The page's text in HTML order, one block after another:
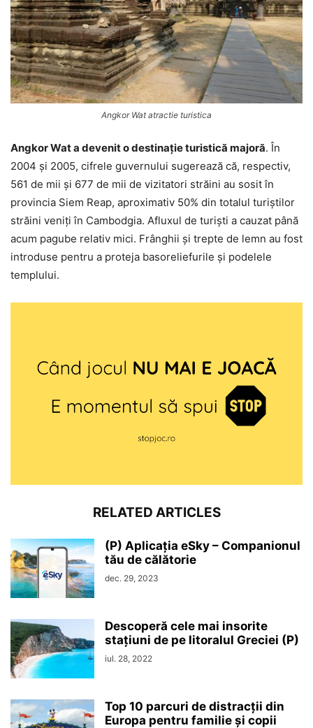
Angkor Wat atractie turistica
Angkor Wat a devenit o destinație turistică majoră. În
2004 și 2005, cifrele guvernului sugerează că, respectiv,
561 de mii și 677 de mii de vizitatori străini au sosit în
provincia Siem Reap, aproximativ 50% din totalul turiștilor
străini veniți în Cambodgia. Afluxul de turiști a cauzat până
acum pagube relativ mici. Frânghii și trepte de lemn au fost
introduse pentru a proteja basoreliefurile și podelele
templului.
RELATED ARTICLES
(P) Aplicația eSky – Companionul
tău de călătorie
dec. 29, 2023
Descoperă cele mai insorite
stațiuni de pe litoralul Greciei (P)
iul. 28, 2022
Top 10 parcuri de distracții din
Europa pentru familie și copii